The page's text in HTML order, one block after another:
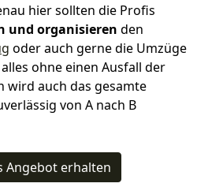
hier sollten die Profis
und organisieren den
oder auch gerne die Umzüge
ohne einen Ausfall der
auch das gesamte
von A nach B
Angebot erhalten